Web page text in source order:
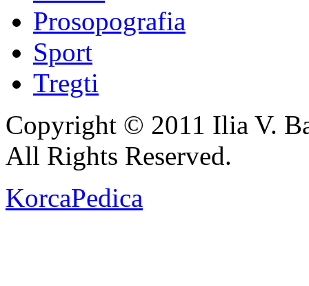
Prosopografia
Sport
Tregti
Copyright © 2011 Ilia V.
All Rights Reserved.
KorcaPedica